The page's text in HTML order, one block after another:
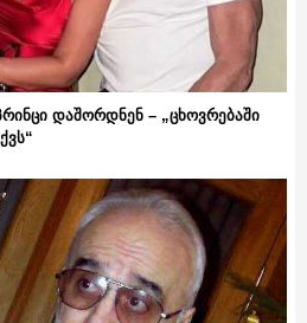
დაშორდნენ – „ცხოვრებაში